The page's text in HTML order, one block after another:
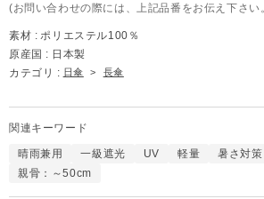
(お問い合わせの際には、上記品番をお伝え下さい
素材 : ポリエステル100％
原産国 : 日本製
カテゴリ : 日傘 > 長傘
関連キーワード
晴雨兼用 一級遮光 UV 軽量 暑さ対策
親骨：～50cm